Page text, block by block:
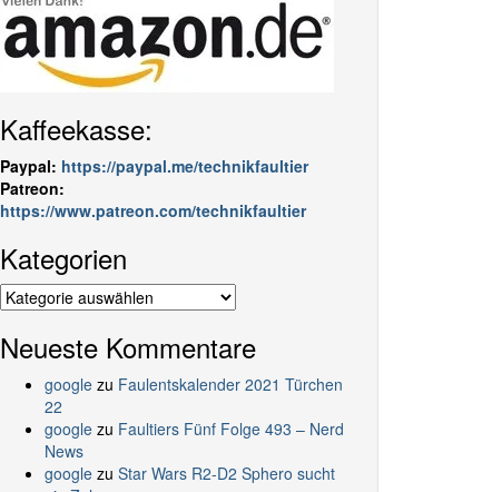
Kaffeekasse:
Paypal: https://paypal.me/technikfaultier
Patreon:
https://www.patreon.com/technikfaultier
Kategorien
Kategorien
Neueste Kommentare
google zu Faulentskalender 2021 Türchen
22
google zu Faultiers Fünf Folge 493 – Nerd
News
google zu Star Wars R2-D2 Sphero sucht